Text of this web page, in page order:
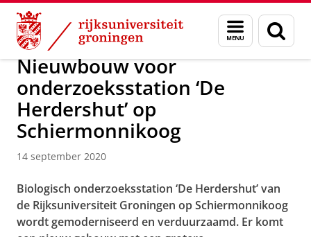
Skip
Content
Skip
Navigation
Menu
en
zoeken
Over ons Actueel Nieuws Nieuwsberichten
Nieuwbouw voor
onderzoeksstation ‘De
Herdershut’ op
Schiermonnikoog
14 september 2020
Biologisch onderzoeksstation ‘De Herdershut’ van
de Rijksuniversiteit Groningen op Schiermonnikoog
wordt gemoderniseerd en verduurzaamd. Er komt